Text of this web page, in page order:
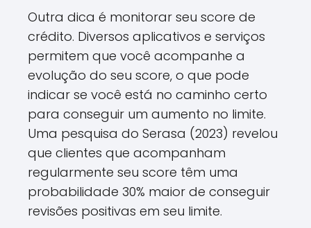
Outra dica é monitorar seu score de
crédito. Diversos aplicativos e serviços
permitem que você acompanhe a
evolução do seu score, o que pode
indicar se você está no caminho certo
para conseguir um aumento no limite.
Uma pesquisa do Serasa (2023) revelou
que clientes que acompanham
regularmente seu score têm uma
probabilidade 30% maior de conseguir
revisões positivas em seu limite.